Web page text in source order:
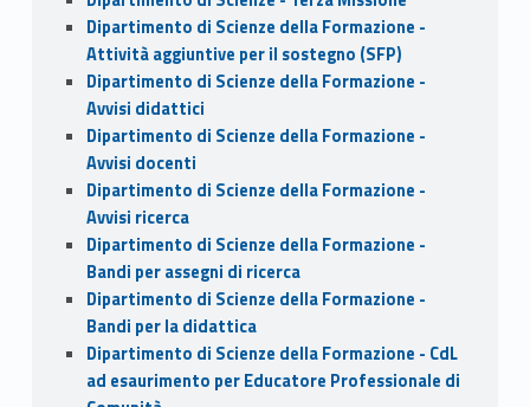
Dipartimento di Scienze della Formazione -
Attività aggiuntive per il sostegno (SFP)
Dipartimento di Scienze della Formazione -
Avvisi didattici
Dipartimento di Scienze della Formazione -
Avvisi docenti
Dipartimento di Scienze della Formazione -
Avvisi ricerca
Dipartimento di Scienze della Formazione -
Bandi per assegni di ricerca
Dipartimento di Scienze della Formazione -
Bandi per la didattica
Dipartimento di Scienze della Formazione - CdL
ad esaurimento per Educatore Professionale di